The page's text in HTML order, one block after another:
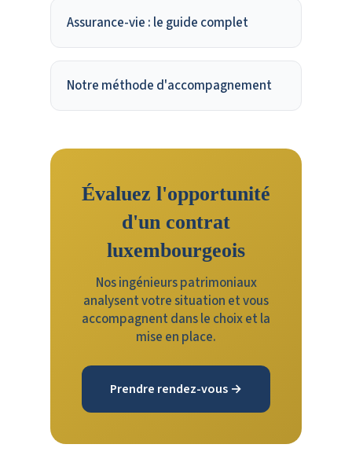
Assurance-vie : le guide complet
Notre méthode d'accompagnement
Évaluez l'opportunité
d'un contrat
luxembourgeois
Nos ingénieurs patrimoniaux
analysent votre situation et vous
accompagnent dans le choix et la
mise en place.
Prendre rendez-vous →